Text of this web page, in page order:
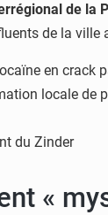
de la
de la ville
en
locale de
«